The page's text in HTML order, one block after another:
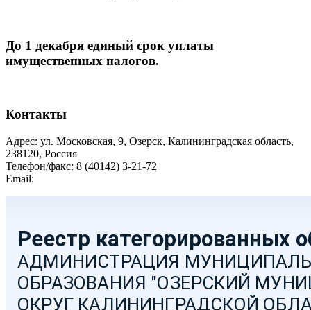
До 1 декабря единый срок уплаты
имущественных налогов.
Контакты
Адрес: ул. Московская, 9, Озерск, Калининградская область,
238120, Россия
Телефон/факс: 8 (40142) 3-21-72
Email: